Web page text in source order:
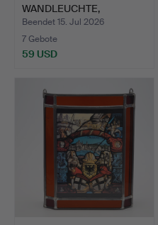
WANDLEUCHTE,
Glas/Messing,…
Beendet 15. Jul 2026
7 Gebote
59 USD